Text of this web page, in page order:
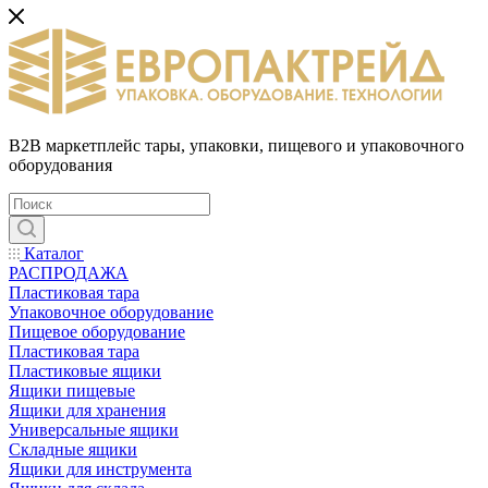
B2B маркетплейс тары, упаковки, пищевого и упаковочного
оборудования
Каталог
РАСПРОДАЖА
Пластиковая тара
Упаковочное оборудование
Пищевое оборудование
Пластиковая тара
Пластиковые ящики
Ящики пищевые
Ящики для хранения
Универсальные ящики
Складные ящики
Ящики для инструмента